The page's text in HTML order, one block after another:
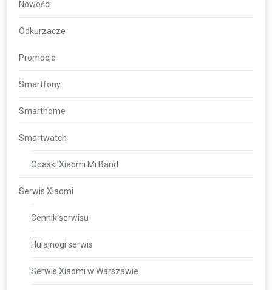
Nowości
Odkurzacze
Promocje
Smartfony
Smarthome
Smartwatch
Opaski Xiaomi Mi Band
Serwis Xiaomi
Cennik serwisu
Hulajnogi serwis
Serwis Xiaomi w Warszawie